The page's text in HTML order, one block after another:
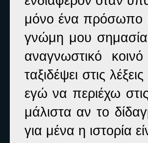
μόνο ένα πρόσωπο
γνώμη μου σημασία
αναγνωστικό
ταξιδέψει στις
εγώ να περιέχω
μάλιστα αν το
για μένα η ιστορία